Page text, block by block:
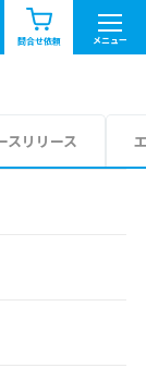
問合せ依頼 メニュー
せ一覧
スリリース